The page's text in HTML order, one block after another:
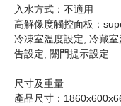
入水方式：不適用
高解像度觸控面板：
冷凍室溫度設定, 冷藏
告設定, 關門提示設定
尺寸及重量
產品尺寸：